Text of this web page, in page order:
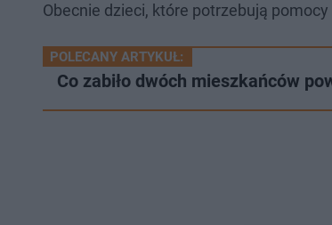
Obecnie dzieci, które potrzebują
POLECANY ARTYKUŁ:
Co zabiło dwóch mieszkańców